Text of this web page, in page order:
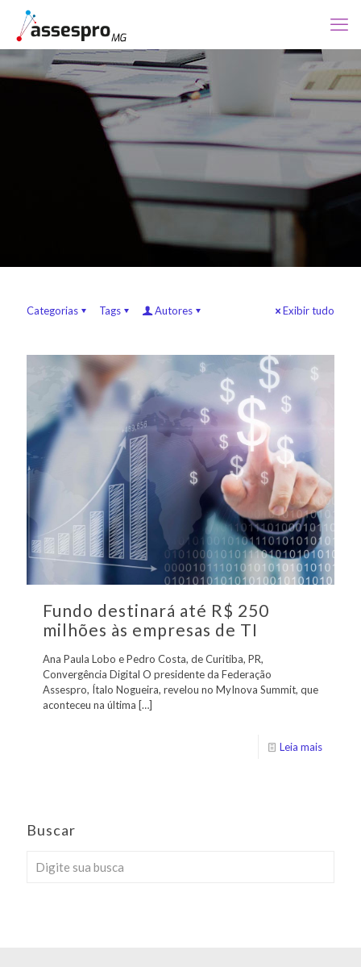
Categorias Tags Autores Exibir tudo
Fundo destinará até R$ 250
milhões às empresas de TI
Ana Paula Lobo e Pedro Costa, de Curitiba, PR,
Convergência Digital O presidente da Federação
Assespro, Ítalo Nogueira, revelou no MyInova Summit, que
aconteceu na última […]
Leia mais
Buscar